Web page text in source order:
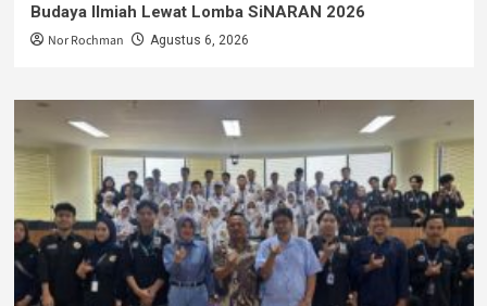
Budaya Ilmiah Lewat Lomba SiNARAN 2026
Nor Rochman Agustus 6, 2026